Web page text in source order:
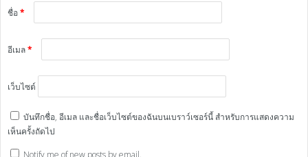
ชื่อ*
อีเมล*
เว็บไซต์
บันทึกชื่อ, อีเมล และชื่อเว็บไซต์ของฉันบนเบราว์เซอร์นี้ สำหรับการแสดงความ
เห็นครั้งถัดไป
Notify me of new posts by email.